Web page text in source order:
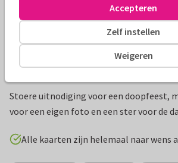
Stoere uitnodiging voor een doopfeest,
voor een eigen foto en een ster voor de
Alle kaarten zijn helemaal naar wens
Weigeren
Zelf instellen
Accepteren